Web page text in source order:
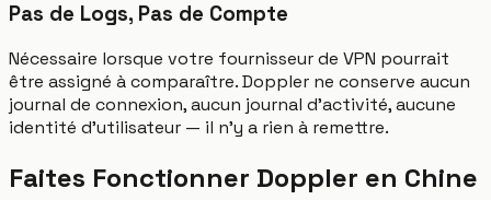
Pas de Logs, Pas de Compte
Nécessaire lorsque votre fournisseur de VPN pourrait
être assigné à comparaître. Doppler ne conserve aucun
journal de connexion, aucun journal d'activité, aucune
identité d'utilisateur — il n'y a rien à remettre.
Faites Fonctionner Doppler en Chine